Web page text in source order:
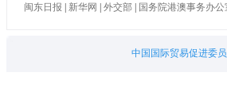
闽东日报
新华网 外交部| 国务院港澳事务办公
中国国际贸易促进委